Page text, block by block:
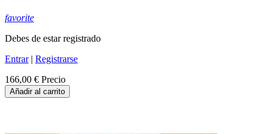
favorite
Debes de estar registrado
Entrar| Registrarse
166,00 € Precio
Añadir al carrito